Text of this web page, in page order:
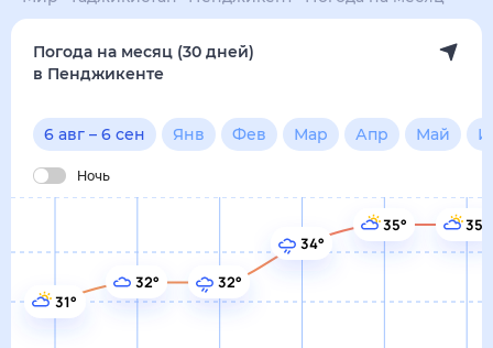
Погода на месяц (30 дней)
в Пенджикенте
6 авг – 6 сен Янв Фев Мар Апр Май
Ночь
31°
32° 32°
34°
35° 35°